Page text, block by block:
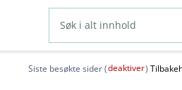
Siste besøkte sider (deaktiver)